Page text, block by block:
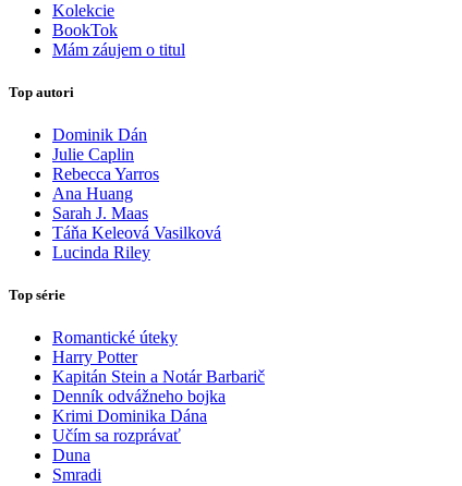
Kolekcie
BookTok
Mám záujem o titul
Top autori
Dominik Dán
Julie Caplin
Rebecca Yarros
Ana Huang
Sarah J. Maas
Táňa Keleová Vasilková
Lucinda Riley
Top série
Romantické úteky
Harry Potter
Kapitán Stein a Notár Barbarič
Denník odvážneho bojka
Krimi Dominika Dána
Učím sa rozprávať
Duna
Smradi